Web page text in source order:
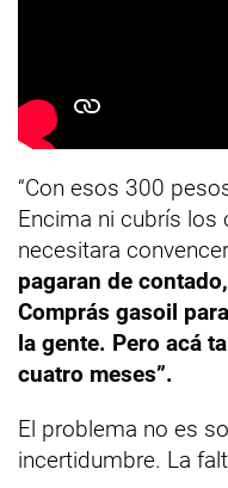
“Con esos 300
Encima ni cubrís los
necesitara
pagaran de
Comprás gasoil
la gente. Pero acá
cuatro meses”.
El problema no es
incertidumbre. La